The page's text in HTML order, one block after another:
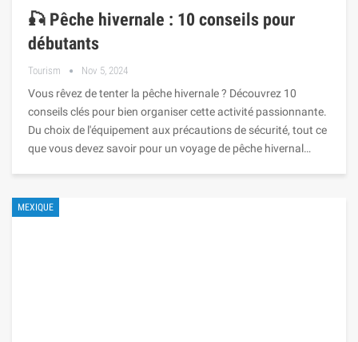
🎣 Pêche hivernale : 10 conseils pour
débutants
Tourism Nov 5, 2024
Vous rêvez de tenter la pêche hivernale ? Découvrez 10
conseils clés pour bien organiser cette activité passionnante.
Du choix de l'équipement aux précautions de sécurité, tout ce
que vous devez savoir pour un voyage de pêche hivernal…
MEXIQUE